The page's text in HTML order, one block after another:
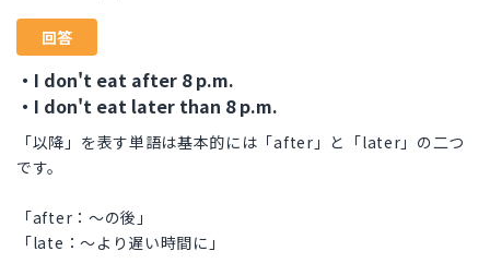
回答
・I don't eat after 8 p.m.
・I don't eat later than 8 p.m.
「以降」を表す単語は基本的には「after」と「later」の二つ
です。
「after：～の後」
「late：～より遅い時間に」